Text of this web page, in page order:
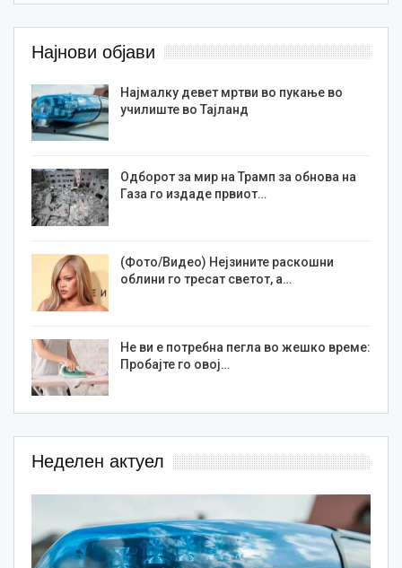
Најнови објави
Најмалку девет мртви во пукање во
училиште во Тајланд
Одборот за мир на Трамп за обнова на
Газа го издаде првиот…
(Фото/Видео) Нејзините раскошни
облини го тресат светот, а…
Не ви е потребна пегла во жешко време:
Пробајте го овој…
Неделен актуел